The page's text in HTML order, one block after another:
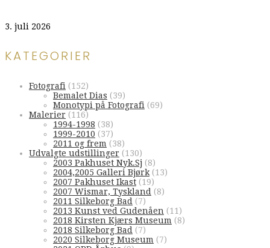
3. juli 2026
KATEGORIER
Fotografi (152)
Bemalet Dias (39)
Monotypi på Fotografi (69)
Malerier (116)
1994-1998 (38)
1999-2010 (37)
2011 og frem (38)
Udvalgte udstillinger (130)
2003 Pakhuset Nyk.Sj (8)
2004,2005 Galleri Bjørk (13)
2007 Pakhuset Ikast (19)
2007 Wismar, Tyskland (8)
2011 Silkeborg Bad (7)
2013 Kunst ved Gudenåen (11)
2018 Kirsten Kjærs Museum (8)
2018 Silkeborg Bad (7)
2020 Silkeborg Museum (7)